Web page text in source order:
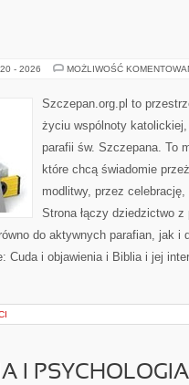
- 2026 MOŻLIWOŚĆ
Szczepan.org.pl to
życiu wspólnoty
parafii św. Szczepana. To
które chcą świadomie
modlitwy, przez
Strona łączy dziedzictwo
do aktywnych parafian, jak i
Cuda i objawienia i Biblia i jej
I PSYCHOLOGIA